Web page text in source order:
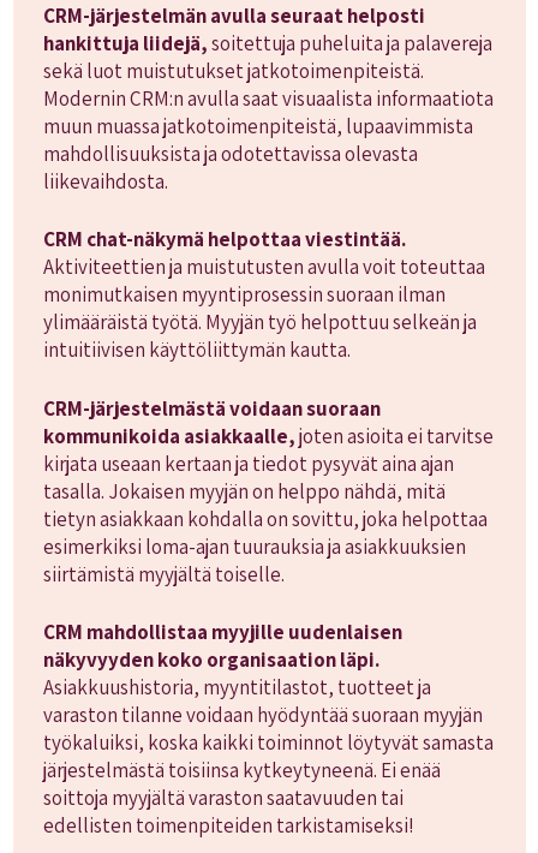
CRM-järjestelmän avulla seuraat helposti
hankittuja liidejä,soitettuja puheluita ja palavereja
sekä luot muistutukset jatkotoimenpiteistä.
Modernin CRM:n avulla saat visuaalista informaatiota
muun muassa jatkotoimenpiteistä, lupaavimmista
mahdollisuuksista ja odotettavissa olevasta
liikevaihdosta.
CRM chat-näkymä helpottaa viestintää.
Aktiviteettien ja muistutusten avulla voit toteuttaa
monimutkaisen myyntiprosessin suoraan ilman
ylimääräistä työtä. Myyjän työ helpottuu selkeän ja
intuitiivisen käyttöliittymän kautta.
CRM-järjestelmästä voidaan suoraan
kommunikoida asiakkaalle,joten asioita ei tarvitse
kirjata useaan kertaan ja tiedot pysyvät aina ajan
tasalla. Jokaisen myyjän on helppo nähdä, mitä
tietyn asiakkaan kohdalla on sovittu, joka helpottaa
esimerkiksi loma-ajan tuurauksia ja asiakkuuksien
siirtämistä myyjältä toiselle.
CRM mahdollistaa myyjille uudenlaisen
näkyvyyden koko organisaation läpi.
Asiakkuushistoria, myyntitilastot, tuotteet ja
varaston tilanne voidaan hyödyntää suoraan myyjän
työkaluiksi, koska kaikki toiminnot löytyvät samasta
järjestelmästä toisiinsa kytkeytyneenä. Ei enää
soittoja myyjältä varaston saatavuuden tai
edellisten toimenpiteiden tarkistamiseksi!